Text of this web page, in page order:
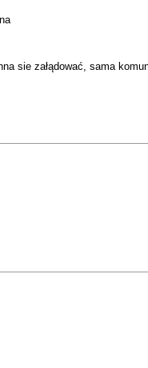
sie załądować, sama